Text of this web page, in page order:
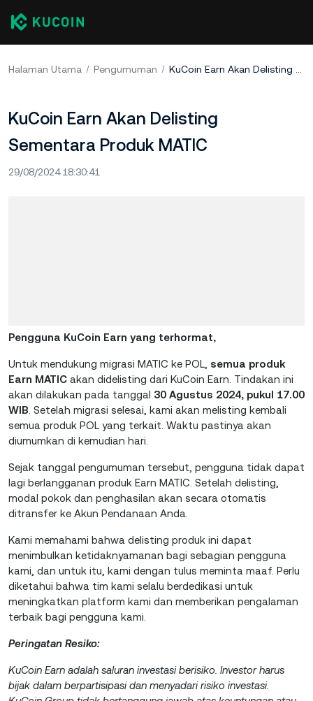
Halaman Utama Pengumuman KuCoin Earn Akan Delisting Sementara Produk MATIC
KuCoin Earn Akan Delisting
Sementara Produk MATIC
29/08/2024 18:30:41
Pengguna KuCoin Earn yang terhormat,
Untuk mendukung migrasi MATIC ke POL, semua produk
Earn MATIC akan didelisting dari KuCoin Earn. Tindakan ini
akan dilakukan pada tanggal 30 Agustus 2024, pukul 17.00
WIB . Setelah migrasi selesai, kami akan melisting kembali
semua produk POL yang terkait. Waktu pastinya akan
diumumkan di kemudian hari.
Sejak tanggal pengumuman tersebut, pengguna tidak dapat
lagi berlangganan produk Earn MATIC. Setelah delisting,
modal pokok dan penghasilan akan secara otomatis
ditransfer ke Akun Pendanaan Anda.
Kami memahami bahwa delisting produk ini dapat
menimbulkan ketidaknyamanan bagi sebagian pengguna
kami, dan untuk itu, kami dengan tulus meminta maaf. Perlu
diketahui bahwa tim kami selalu berdedikasi untuk
meningkatkan platform kami dan memberikan pengalaman
terbaik bagi pengguna kami.
Peringatan Resiko:
KuCoin Earn adalah saluran investasi berisiko. Investor harus
bijak dalam berpartisipasi dan menyadari risiko investasi.